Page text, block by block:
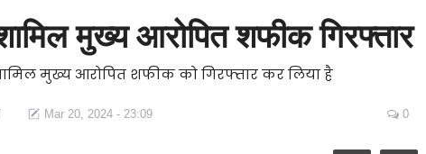
मुख्य आरोपित शफीक गिरफ्तार
मुख्य आरोपित शफीक को गिरफ्तार कर लिया है
Mar 20, 2024 - 23:09 0